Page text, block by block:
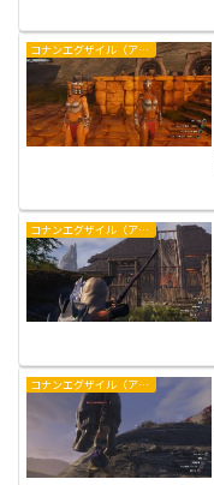
コナンエグザイル（アウトキャスト）
コナンエグザイル（アウトキャスト）
コナンエグザイル（アウトキャスト）